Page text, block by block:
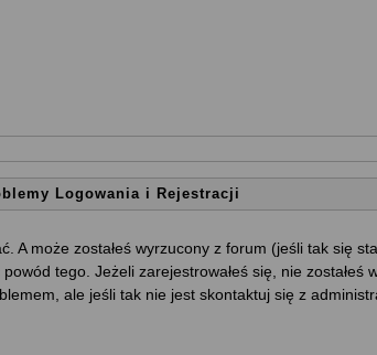
Logowania i Rejestracji
może zostałeś wyrzucony z forum (jeśli tak się
tego. Jeżeli zarejestrowałeś się, nie zostałeś
ale jeśli tak nie jest skontaktuj się z